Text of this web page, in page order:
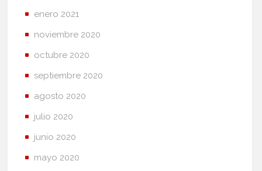
enero 2021
noviembre 2020
octubre 2020
septiembre 2020
agosto 2020
julio 2020
junio 2020
mayo 2020